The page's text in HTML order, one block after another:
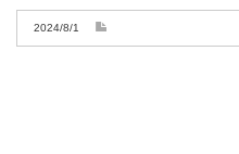
2024/8/1